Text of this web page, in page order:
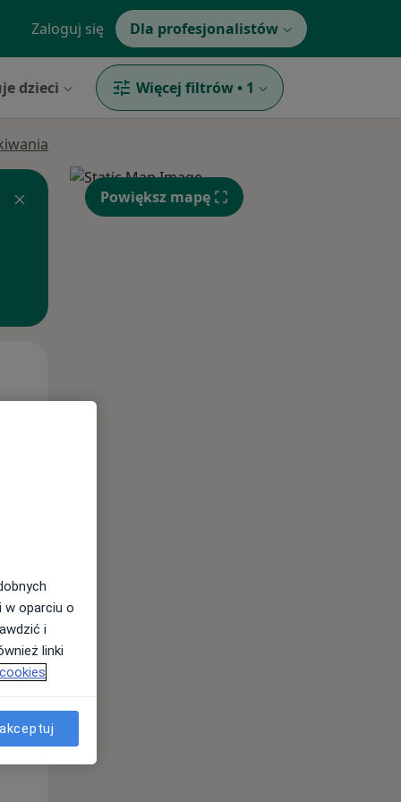
Zaloguj się Dla profesjonalistów
dzieci Więcej filtrów • 1
10 Sie
Powiększ mapę
w oparciu o
i
linki